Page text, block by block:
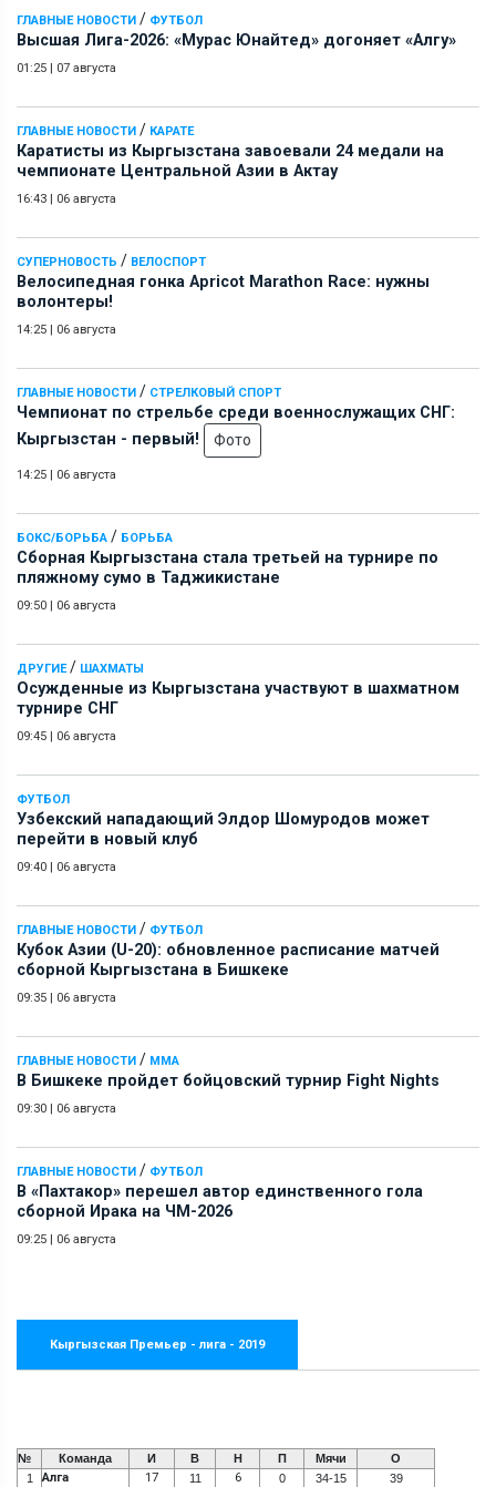
ГЛАВНЫЕ НОВОСТИ / ФУТБОЛ
Высшая Лига-2026: «Мурас Юнайтед» догоняет «Алгу»
01:25 | 07 августа
ГЛАВНЫЕ НОВОСТИ / КАРАТЕ
Каратисты из Кыргызстана завоевали 24 медали на
чемпионате Центральной Азии в Актау
16:43 | 06 августа
СУПЕРНОВОСТЬ / ВЕЛОСПОРТ
Велосипедная гонка Apricot Marathon Race: нужны
волонтеры!
14:25 | 06 августа
ГЛАВНЫЕ НОВОСТИ / СТРЕЛКОВЫЙ СПОРТ
Чемпионат по стрельбе среди военнослужащих СНГ:
Кыргызстан - первый!
Фото
14:25 | 06 августа
БОКС/БОРЬБА / БОРЬБА
Сборная Кыргызстана стала третьей на турнире по
пляжному сумо в Таджикистане
09:50 | 06 августа
ДРУГИЕ/ ШАХМАТЫ
Осужденные из Кыргызстана участвуют в шахматном
турнире СНГ
09:45 | 06 августа
ФУТБОЛ
Узбекский нападающий Элдор Шомуродов может
перейти в новый клуб
09:40 | 06 августа
ГЛАВНЫЕ НОВОСТИ / ФУТБОЛ
Кубок Азии (U-20): обновленное расписание матчей
сборной Кыргызстана в Бишкеке
09:35 | 06 августа
ГЛАВНЫЕ НОВОСТИ / ММА
В Бишкеке пройдет бойцовский турнир Fight Nights
09:30 | 06 августа
ГЛАВНЫЕ НОВОСТИ / ФУТБОЛ
В «Пахтакор» перешел автор единственного гола
сборной Ирака на ЧМ-2026
09:25 | 06 августа
Кыргызская Премьер - лига - 2019
№ Команда И В Н П Мячи
О
1
Алга 17 11 6 0 34-15 39